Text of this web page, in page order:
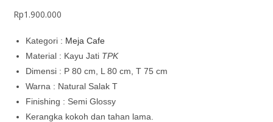
Rp1.900.000
Kategori : Meja Cafe
Material : Kayu Jati TPK
Dimensi : P 80 cm, L 80 cm, T 75 cm
Warna : Natural Salak T
Finishing : Semi Glossy
Kerangka kokoh dan tahan lama.